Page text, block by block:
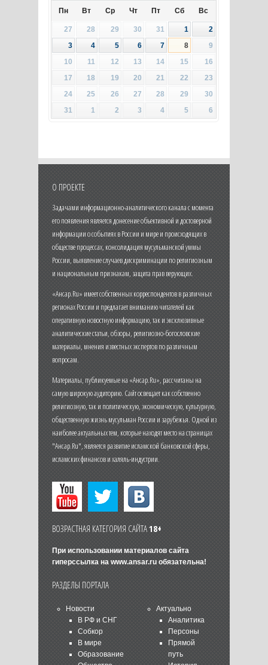
Пн Вт Ср Чт Пт Сб Вс
27 28 29 30 31 1
2
3
4 5 6 7 8
9
10
11 12 13 14 15
16
17
18 19 20 21 22
23
24
25 26 27 28 29
30
31
1 2 3 4 5 6
О ПРОЕКТЕ
Задачами информационно-аналитического канала с момента
его появления является донесение объективной и достоверной
информации о событиях в России и мире и происходящих в
обществе процессах, консолидация мусульманской уммы
России, выявление случаев дискриминации по религиозным
и национальным признакам, защита прав верующих.
«Ансар.Ru» имеет собственных корреспондентов в различных
регионах России и предлагает вниманию читателей как
оперативную новостную информацию, так и эксклюзивные
аналитические статьи, обзоры, религиозно-богословские
материалы, мнения известных экспертов по различным
вопросам.
Материалы, публикуемые на «Ансар.Ru», рассчитаны на
самую широкую аудиторию. Сайт освещает как собственно
религиозную, так и политическую, экономическую, культурную,
общественную жизнь мусульман России и зарубежья. Одной из
наиболее актуальных тем, которые находят место на страницах
"Ансар.Ru", является развитие исламской банковской сферы,
исламских финансов и халяль-индустрии.
ВОЗРАСТНАЯ КАТЕГОРИЯ САЙТА18+
При использовании материалов сайта
гиперссылка на www.ansar.ruобязательна!
РАЗДЕЛЫ ПОРТАЛА
Новости
В РФ и СНГ
Собкор
В мире
Образование
Актуально
Аналитика
Персоны
Прямой
путь